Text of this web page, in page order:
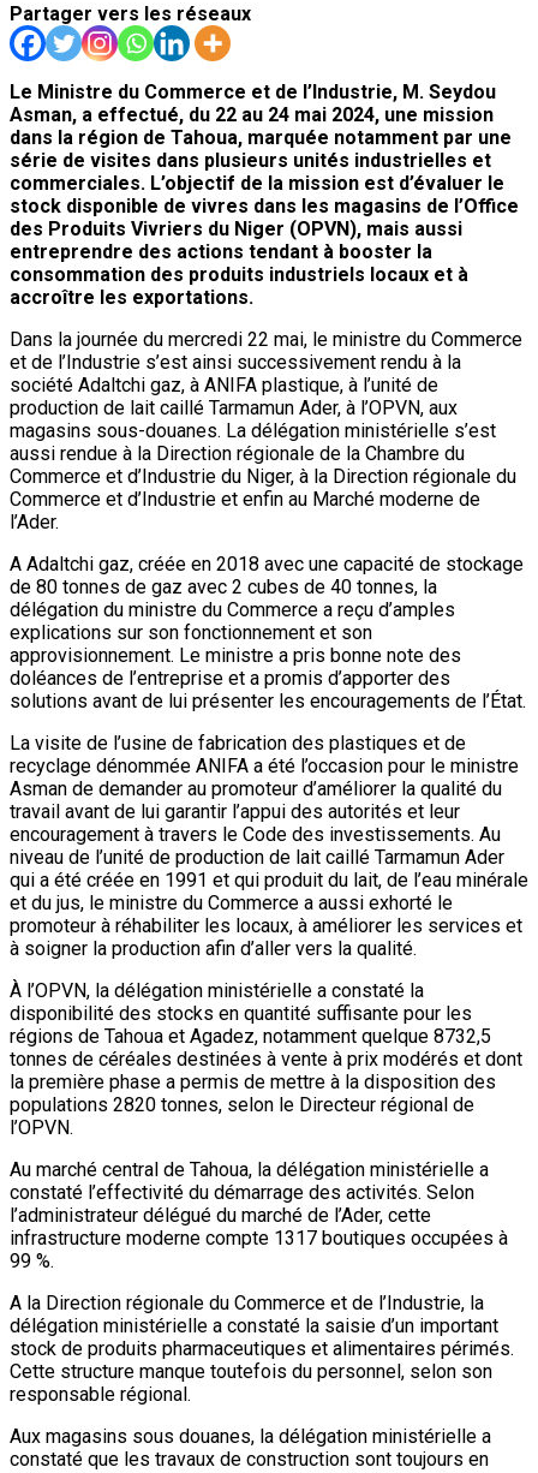
Partager vers les réseaux
Le Ministre du Commerce et de l’Industrie, M. Seydou
Asman, a effectué, du 22 au 24 mai 2024, une mission
dans la région de Tahoua, marquée notamment par une
série de visites dans plusieurs unités industrielles et
commerciales. L’objectif de la mission est d’évaluer le
stock disponible de vivres dans les magasins de l’Office
des Produits Vivriers du Niger (OPVN), mais aussi
entreprendre des actions tendant à booster la
consommation des produits industriels locaux et à
accroître les exportations.
Dans la journée du mercredi 22 mai, le ministre du Commerce
et de l’Industrie s’est ainsi successivement rendu à la
société Adaltchi gaz, à ANIFA plastique, à l’unité de
production de lait caillé Tarmamun Ader, à l’OPVN, aux
magasins sous-douanes. La délégation ministérielle s’est
aussi rendue à la Direction régionale de la Chambre du
Commerce et d’Industrie du Niger, à la Direction régionale du
Commerce et d’Industrie et enfin au Marché moderne de
l’Ader.
A Adaltchi gaz, créée en 2018 avec une capacité de stockage
de 80 tonnes de gaz avec 2 cubes de 40 tonnes, la
délégation du ministre du Commerce a reçu d’amples
explications sur son fonctionnement et son
approvisionnement. Le ministre a pris bonne note des
doléances de l’entreprise et a promis d’apporter des
solutions avant de lui présenter les encouragements de l’État.
La visite de l’usine de fabrication des plastiques et de
recyclage dénommée ANIFA a été l’occasion pour le ministre
Asman de demander au promoteur d’améliorer la qualité du
travail avant de lui garantir l’appui des autorités et leur
encouragement à travers le Code des investissements. Au
niveau de l’unité de production de lait caillé Tarmamun Ader
qui a été créée en 1991 et qui produit du lait, de l’eau minérale
et du jus, le ministre du Commerce a aussi exhorté le
promoteur à réhabiliter les locaux, à améliorer les services et
à soigner la production afin d’aller vers la qualité.
À l’OPVN, la délégation ministérielle a constaté la
disponibilité des stocks en quantité suffisante pour les
régions de Tahoua et Agadez, notamment quelque 8732,5
tonnes de céréales destinées à vente à prix modérés et dont
la première phase a permis de mettre à la disposition des
populations 2820 tonnes, selon le Directeur régional de
l’OPVN.
Au marché central de Tahoua, la délégation ministérielle a
constaté l’effectivité du démarrage des activités. Selon
l’administrateur délégué du marché de l’Ader, cette
infrastructure moderne compte 1317 boutiques occupées à
99 %.
A la Direction régionale du Commerce et de l’Industrie, la
délégation ministérielle a constaté la saisie d’un important
stock de produits pharmaceutiques et alimentaires périmés.
Cette structure manque toutefois du personnel, selon son
responsable régional.
Aux magasins sous douanes, la délégation ministérielle a
constaté que les travaux de construction sont toujours en